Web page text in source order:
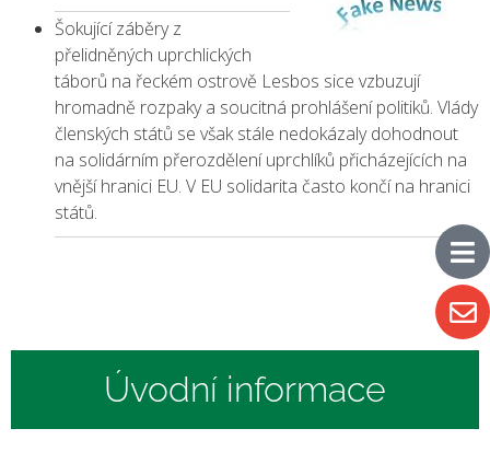
Šokující záběry z
přelidněných uprchlických
táborů na řeckém ostrově Lesbos sice vzbuzují
hromadně rozpaky a soucitná prohlášení politiků. Vlády
členských států se však stále nedokázaly dohodnout
na solidárním přerozdělení uprchlíků přicházejících na
vnější hranici EU. V EU solidarita často končí na hranici
států.
Úvodní informace